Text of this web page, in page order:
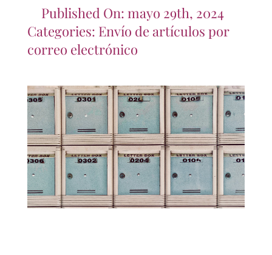
Emailing
Display
SMS
Clientes
Blog
Login
CONTACTO
Español
English
Published On: mayo 29th, 2024
Categories: Envío de artículos por
correo electrónico